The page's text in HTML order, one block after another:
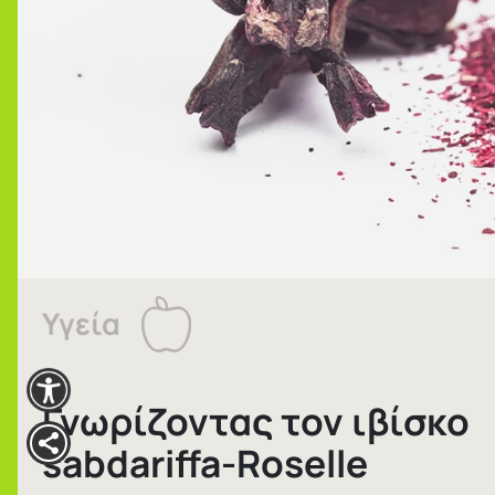
Υγεία
Γνωρίζοντας τον ιβίσκο
sabdariffa-Roselle